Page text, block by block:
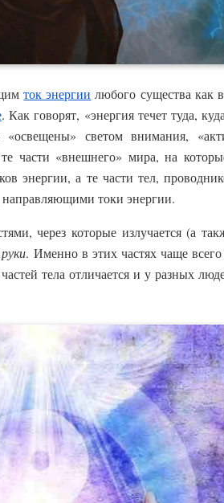
ток энергии любого существа как
. Как говорят, «энергия течет туда,
«освещены» светом внимания,
части «внешнего» мира, на
энергии, а те части тел,
токи энергии.
через которые излучается (а
руки. Именно в этих частях чаще
тела отличается и у разных